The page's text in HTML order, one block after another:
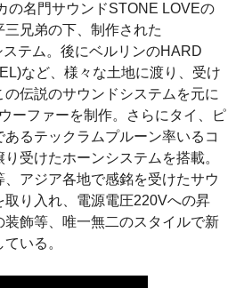
の名門サウンドSTONE LOVEの
兄弟の下、制作された
テム。後にベルリンのHARD
など、様々な土地に渡り、受け
伝説のサウンドシステムを元に
ーファーを制作。さらにタイ、ピ
るテックラムプルーン率いるコ
受けたホーンシステムを搭載。
アジア各地で感銘を受けたサウ
取り入れ、電源電圧220Vへの昇
飾等、唯一無二のスタイルで新
いる。